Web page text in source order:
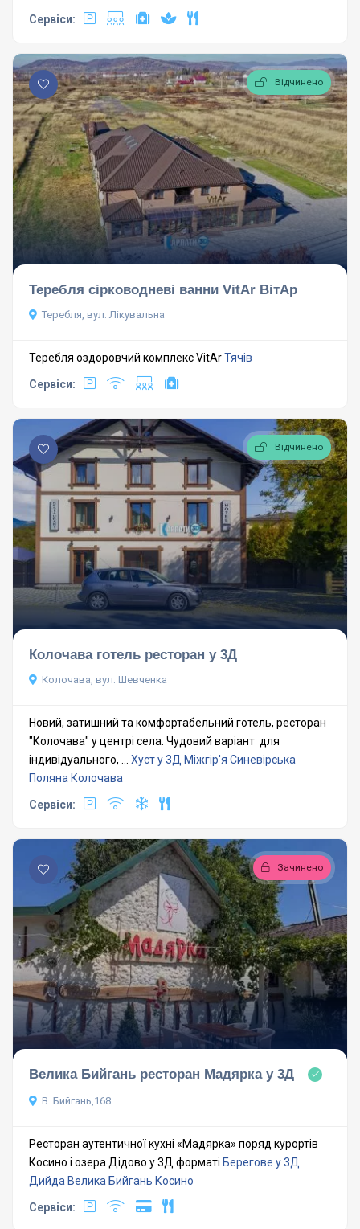
Сервіси:
Відчинено
Теребля сірководневі ванни VitAr ВітАр
Теребля, вул. Лікувальна
Теребля оздоровчий комплекс VitArТячів
Сервіси:
Відчинено
Колочава готель ресторан у 3Д
Колочава, вул. Шевченка
Новий, затишний та комфортабельний готель, ресторан
"Колочава" у центрі села. Чудовий варіант для
індивідуального, ... Хуст у 3Д Міжгір'я Синевірська
Поляна Колочава
Сервіси:
Зачинено
Велика Бийгань ресторан Мадярка у 3Д
В. Бийгань,168
Ресторан аутентичної кухні «Мадярка» поряд курортів
Косино і озера Дідово у 3Д форматі Берегове у 3Д
Дийда Велика Бийгань Косино
Сервіси: